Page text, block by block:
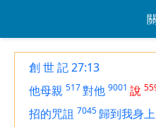
創 世 記 27:13
他母親 517對他 9001 說
招的咒詛 7045 歸到我身上